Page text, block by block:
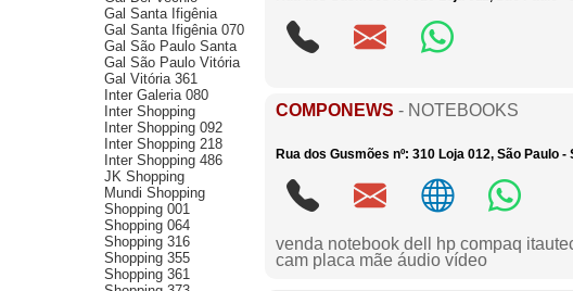
Gal Santa Ifigênia
Gal Santa Ifigênia 070
Gal São Paulo Santa
Gal São Paulo Vitória
Gal Vitória 361
Inter Galeria 080
Inter Shopping
Inter Shopping 092
Inter Shopping 218
Inter Shopping 486
JK Shopping
Mundi Shopping
Shopping 001
Shopping 064
Shopping 316
Shopping 355
Shopping 361
COMPONEWS - NOTEBOOKS
Rua dos Gusmões nº: 310 Loja 012, São Paulo -
venda notebook dell hp compaq
cam placa mãe áudio vídeo